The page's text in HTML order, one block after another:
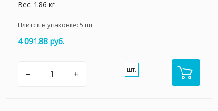
Вес: 1.86 кг
Плиток в упаковке: 5 шт
4 091.88 руб.
– + шт.